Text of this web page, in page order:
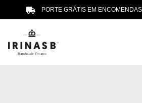
PORTE GRÁTIS EM